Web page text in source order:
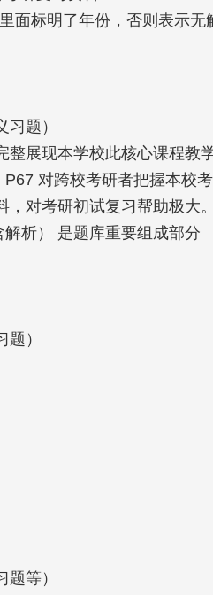
面标明了年份，否则表示无
题）
展现本学校此核心课程教
对跨校考研者把握本校
，对考研初试复习帮助极大
）
等）